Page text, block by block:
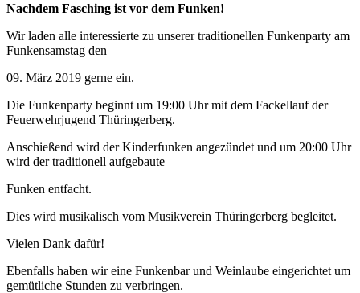
Nachdem Fasching ist vor dem Funken!
Wir laden alle interessierte zu unserer traditionellen Funkenparty am
Funkensamstag den
09. März 2019 gerne ein.
Die Funkenparty beginnt um 19:00 Uhr mit dem Fackellauf der
Feuerwehrjugend Thüringerberg.
Anschießend wird der Kinderfunken angezündet und um 20:00 Uhr
wird der traditionell aufgebaute
Funken entfacht.
Dies wird musikalisch vom Musikverein Thüringerberg begleitet.
Vielen Dank dafür!
Ebenfalls haben wir eine Funkenbar und Weinlaube eingerichtet um
gemütliche Stunden zu verbringen.